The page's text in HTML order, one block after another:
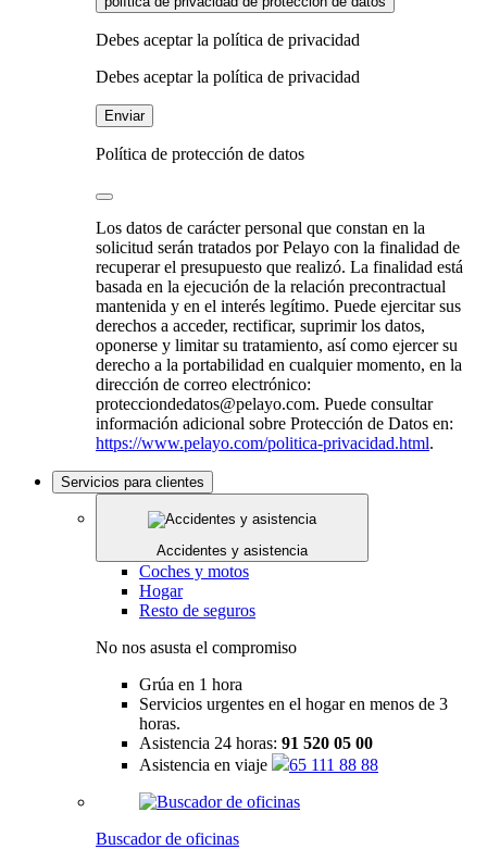
Debes aceptar la política de privacidad
Debes aceptar la política de privacidad
Enviar
Política de protección de datos
Los datos de carácter personal que constan en la
solicitud serán tratados por Pelayo con la finalidad de
recuperar el presupuesto que realizó. La finalidad está
basada en la ejecución de la relación precontractual
mantenida y en el interés legítimo. Puede ejercitar sus
derechos a acceder, rectificar, suprimir los datos,
oponerse y limitar su tratamiento, así como ejercer su
derecho a la portabilidad en cualquier momento, en la
dirección de correo electrónico:
protecciondedatos@pelayo.com. Puede consultar
información adicional sobre Protección de Datos en:
https://www.pelayo.com/politica-privacidad.html.
Servicios para clientes
Accidentes y asistencia
Coches y motos
Hogar
Resto de seguros
No nos asusta el compromiso
Grúa en 1 hora
Servicios urgentes en el hogar en menos de 3
horas.
Asistencia 24 horas: 91 520 05 00
Asistencia en viaje
65 111 88 88
Buscador de oficinas